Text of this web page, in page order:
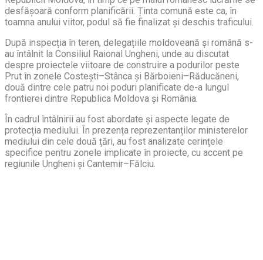
desfășoară conform planificării. Ținta comună este ca, în
toamna anului viitor, podul să fie finalizat și deschis traficului.
După inspecția în teren, delegațiile moldoveană și română s-
au întâlnit la Consiliul Raional Ungheni, unde au discutat
despre proiectele viitoare de construire a podurilor peste
Prut în zonele Costești–Stânca și Bărboieni–Răducăneni,
două dintre cele patru noi poduri planificate de-a lungul
frontierei dintre Republica Moldova și România.
În cadrul întâlnirii au fost abordate și aspecte legate de
protecția mediului. În prezența reprezentanților ministerelor
mediului din cele două țări, au fost analizate cerințele
specifice pentru zonele implicate în proiecte, cu accent pe
regiunile Ungheni și Cantemir–Fălciu.